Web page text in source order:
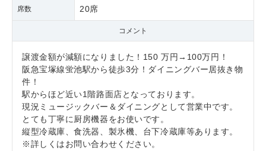
席数 20席
コメント
譲渡金額が減額になりました！150 万円→100万円！
阪急宝塚線蛍池駅から徒歩3分！ダイニングバー居抜き物
件！
駅からほど近い1階路面店となっております。
現況ミュージックバー＆ダイニングとして営業中です。
とても丁寧に厨房機器をお使いです。
縦型冷蔵庫、食洗器、製氷機、台下冷蔵庫等あります。
※詳しくはお問い合わせください。